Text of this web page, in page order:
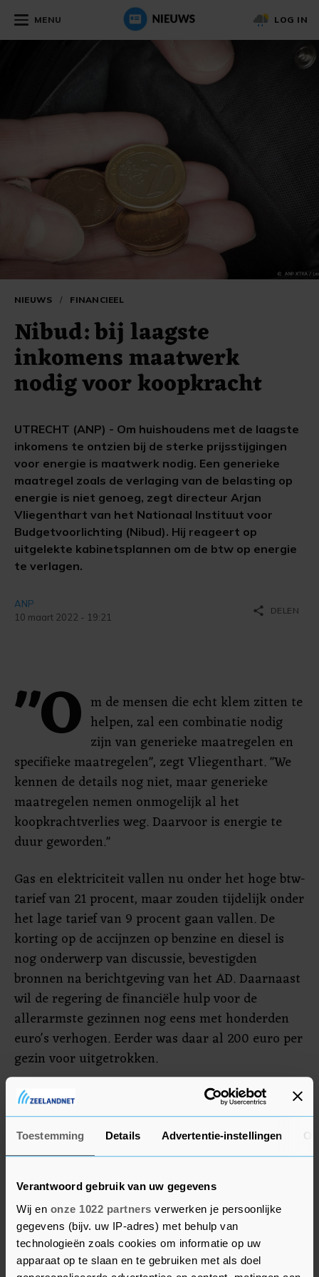
Toestemming Details Advertentie-instellingen
Verantwoord gebruik van uw gegevens
Wij en onze 1022 partners verwerken je persoonlijke
gegevens (bijv. uw IP-adres) met behulp van
technologieën zoals cookies om informatie op uw
apparaat op te slaan en te gebruiken met als doel
MENU LOG IN
NIEUWS / FINANCIEEL
Nibud: bij laagste
inkomens maatwerk
nodig voor koopkracht
UTRECHT (ANP) - Om huishoudens met de laagste
inkomens te ontzien bij de sterke prijsstijgingen
voor energie is maatwerk nodig. Een generieke
maatregel zoals de verlaging van de belasting op
energie is niet genoeg, zegt directeur Arjan
Vliegenthart van het Nationaal Instituut voor
Budgetvoorlichting (Nibud). Hij reageert op
uitgelekte kabinetsplannen om de btw op energie
te verlagen.
ANP
10 maart 2022 - 19:21
share DELEN
"O m de mensen die echt klem zitten te
helpen, zal een combinatie nodig
zijn van generieke maatregelen en
specifieke maatregelen", zegt Vliegenthart. "We
kennen de details nog niet, maar generieke
maatregelen nemen onmogelijk al het
koopkrachtverlies weg. Daarvoor is energie te
duur geworden."
Gas en elektriciteit vallen nu onder het hoge btw-
tarief van 21 procent, maar zouden tijdelijk onder
het lage tarief van 9 procent gaan vallen. De
korting op de accijnzen op benzine en diesel is
nog onderwerp van discussie, bevestigden
bronnen na berichtgeving van het AD. Daarnaast
wil de regering de financiële hulp voor de
allerarmste gezinnen nog eens met honderden
euro's verhogen. Eerder was daar al 200 euro per
gezin voor uitgetrokken.
Vliegenthart benadrukt dat huishoudens die
door de gas- en lichtrekening in de problemen
komen baat hebben bij snelle hulp. "Algemeen
beleid kan sneller worden doorgevoerd en
lijkt dat laatste via de gemeentes te willen doen.
Dat is op zich goed, maar dan moet er wel tempo
worden gemaakt."